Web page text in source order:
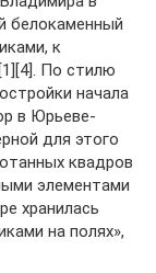
белокаменный
к
По стилю
начала
в Юрьеве-
для этого
квадров
элементами
хранилась
на полях»,